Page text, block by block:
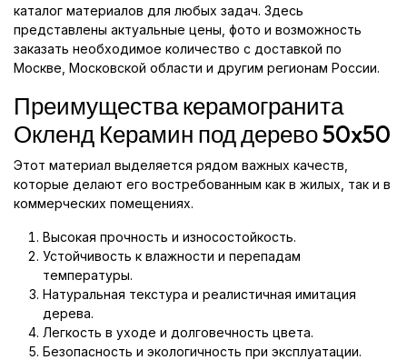
каталог материалов для любых задач. Здесь
представлены актуальные цены, фото и возможность
заказать необходимое количество с доставкой по
Москве, Московской области и другим регионам России.
Преимущества керамогранита
Окленд Керамин под дерево 50x50
Этот материал выделяется рядом важных качеств,
которые делают его востребованным как в жилых, так и в
коммерческих помещениях.
Высокая прочность и износостойкость.
Устойчивость к влажности и перепадам
температуры.
Натуральная текстура и реалистичная имитация
дерева.
Легкость в уходе и долговечность цвета.
Безопасность и экологичность при эксплуатации.